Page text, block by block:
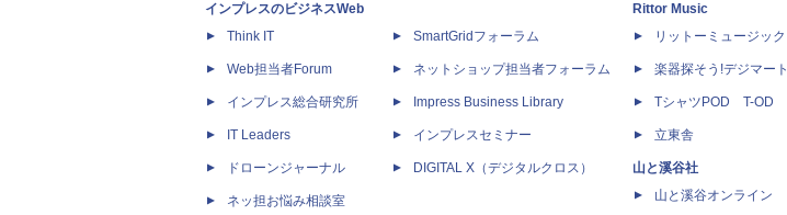
インプレスのビジネスWeb
Think IT
Web担当者Forum
インプレス総合研究所
IT Leaders
ドローンジャーナル
ネッ担お悩み相談室
SmartGridフォーラム
ネットショップ担当者フォーラム
Impress Business Library
インプレスセミナー
DIGITAL X（デジタルクロス）
Rittor Music
リットーミュージック
楽器探そう!デジマート
TシャツPOD T-OD
立東舎
山と溪谷社
山と溪谷オンライン